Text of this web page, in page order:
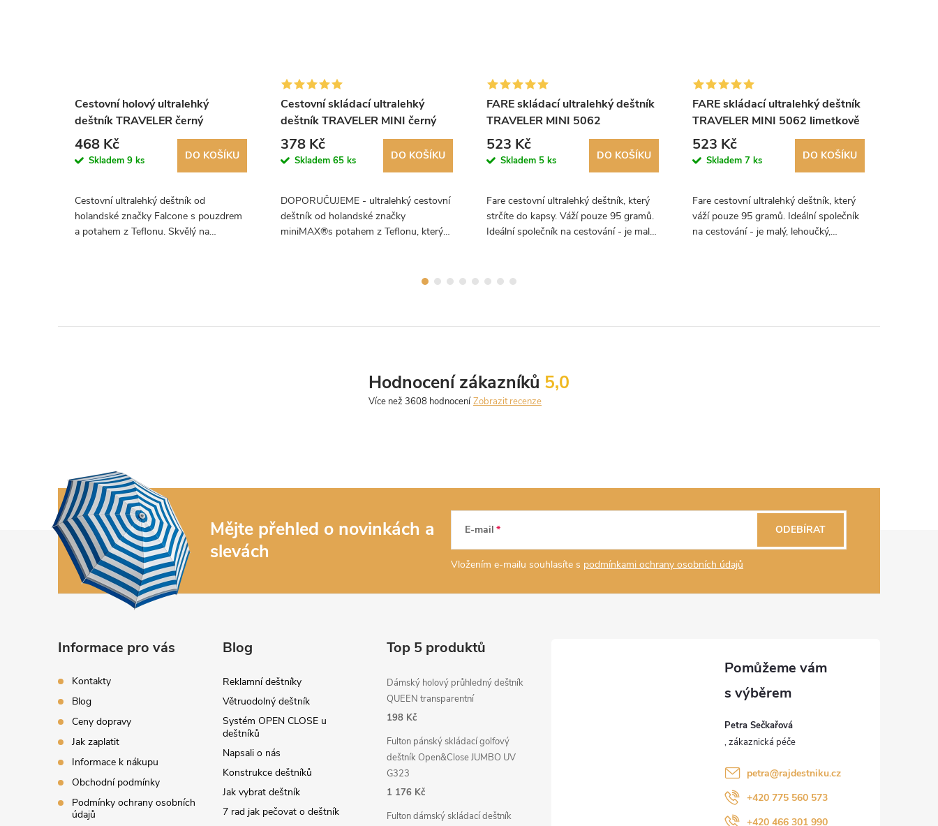
Cestovní holový ultralehký
deštník TRAVELER černý
468 Kč
Skladem 9 ks DO KOŠÍKU
Cestovní ultralehký deštník od
holandské značky Falcone s pouzdrem
a potahem z Teflonu. Skvělý na
Cestovní skládací ultralehký
deštník TRAVELER MINI černý
378 Kč
Skladem 65 ks DO KOŠÍKU
DOPORUČUJEME - ultralehký cestovní
deštník od holandské značky
miniMAX®s potahem z Teflonu, který
FARE skládací ultralehký deštník
TRAVELER MINI 5062
smetanový
523 Kč
Skladem 5 ks DO KOŠÍKU
Fare cestovní ultralehký deštník, který
strčíte do kapsy. Váží pouze 95 gramů.
Ideální společník na cestování - je malý,
FARE skládací ultralehký deštník
TRAVELER MINI 5062 limetkově
zelený
523 Kč
Skladem 7 ks DO KOŠÍKU
Fare cestovní ultralehký deštník, který
váží pouze 95 gramů. Ideální společník
na cestování - je malý, lehoučký,
5,0
Hodnocení zákazníků
Zobrazit recenze
Mějte přehled o novinkách a
slevách
E-mail
Vložením e-mailu souhlasíte s podmínkami ochrany osobních údajů
ODEBÍRAT
Informace pro vás
Kontakty
Blog
Ceny dopravy
Jak zaplatit
Informace k nákupu
Obchodní podmínky
Podmínky ochrany osobních
údajů
Blog
Reklamní deštníky
Větruodolný deštník
Systém OPEN CLOSE u
deštníků
Napsali o nás
Konstrukce deštníků
Jak vybrat deštník
7 rad jak pečovat o deštník
Top 5 produktů
Dámský holový průhledný deštník
QUEEN transparentní
198 Kč
Fulton pánský skládací golfový
deštník Open&Close JUMBO UV
G323
1 176 Kč
Fulton dámský skládací deštník
Petra Sečkařová
petra@rajdestniku.cz
+420 775 560 573
+420 466 301 990